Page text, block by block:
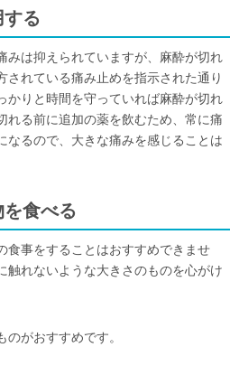
る
みは抑えられていますが、麻酔が切れ
されている痛み止めを指示された通り
かりと時間を守っていれば麻酔が切れ
れる前に追加の薬を飲むため、常に痛
なるので、大きな痛みを感じることは
食べる
食事をすることはおすすめできませ
触れないような大きさのものを心がけ
がおすすめです。